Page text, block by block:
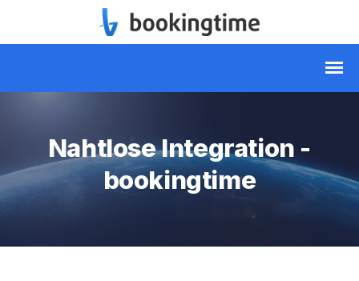
Nahtlose Integration -
bookingtime